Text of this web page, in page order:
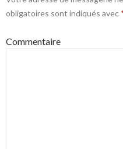
obligatoires sont indiqués avec
Commentaire